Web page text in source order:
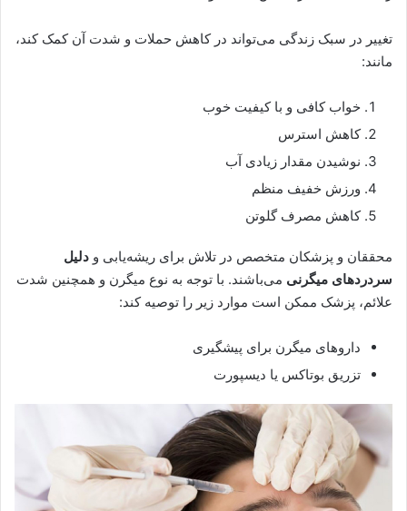
تغییر در سبک زندگی می‌تواند در کاهش حملات و شدت آن کمک کند،
مانند:
خواب کافی و با کیفیت خوب
کاهش استرس
نوشیدن مقدار زیادی آب
ورزش خفیف منظم
کاهش مصرف گلوتن
محققان و پزشکان متخصص در تلاش برای ریشه‌یابی و دلیل
سردردهای میگرنی می‌باشند. با توجه به نوع میگرن و همچنین شدت
علائم، پزشک ممکن است موارد زیر را توصیه کند:
داروهای میگرن برای پیشگیری
تزریق بوتاکس یا دیسپورت